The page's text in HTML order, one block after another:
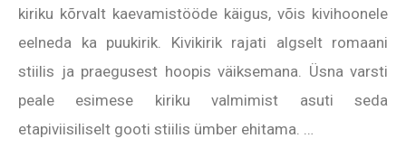
kiriku kõrvalt kaevamistööde käigus, võis kivihoonele
eelneda ka puukirik. Kivikirik rajati algselt romaani
stiilis ja praegusest hoopis väiksemana. Üsna varsti
peale esimese kiriku valmimist asuti seda
etapiviisiliselt gooti stiilis ümber ehitama. …